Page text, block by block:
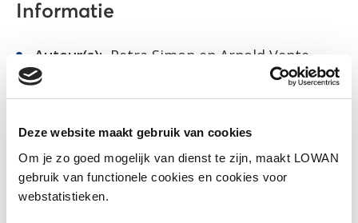
Deze website maakt gebruik van cookies
Om je zo goed mogelijk van dienst te zijn, maakt LOWAN
gebruik van functionele cookies en cookies voor
webstatistieken.
Informatie
Auteur(s): Petra Simon en Arnold Vente
Uitgever:
Eenvoudig Communiceren
9789086961252
Naar het lesmateriaal